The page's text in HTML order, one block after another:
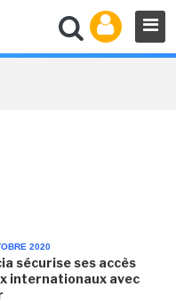
2020
sécurise ses accès
internationaux avec